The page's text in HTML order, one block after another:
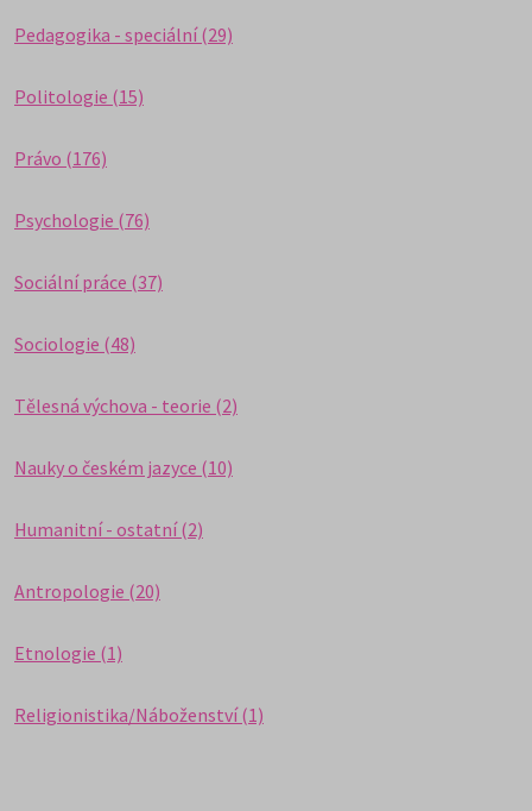
Pedagogika - speciální (29)
Politologie (15)
Právo (176)
Psychologie (76)
Sociální práce (37)
Sociologie (48)
Tělesná výchova - teorie (2)
Nauky o českém jazyce (10)
Humanitní - ostatní (2)
Antropologie (20)
Etnologie (1)
Religionistika/Náboženství (1)